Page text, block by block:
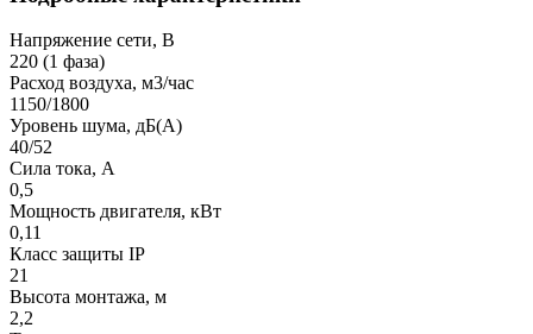
Напряжение сети, В
220 (1 фаза)
Расход воздуха, м3/час
1150/1800
Уровень шума, дБ(A)
40/52
Сила тока, A
0,5
Мощность двигателя, кВт
0,11
Класс защиты IP
21
Высота монтажа, м
2,2